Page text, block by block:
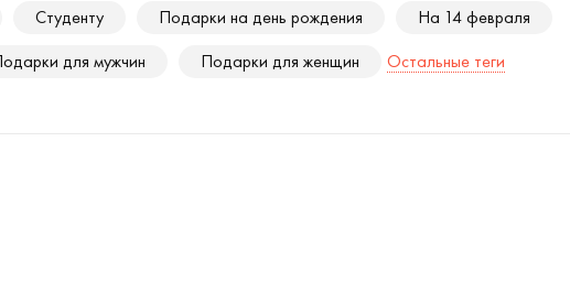
Студенту Подарки на день рождения
На 14 февраля
для мужчин Подарки для женщин Остальные теги